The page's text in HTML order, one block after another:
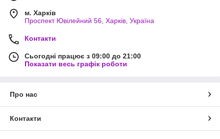
м. Харків
Проспект Ювілейний 56, Харків, Україна
Контакти
Сьогодні працює з 09:00 до 21:00
Показати весь графік роботи
Про нас
Контакти